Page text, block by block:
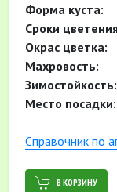
Форма куста:
Сроки
Окрас цветка:
Махровость:
Зимостойкость:
Место посадки:
Cправочник по
В КОРЗИНУ